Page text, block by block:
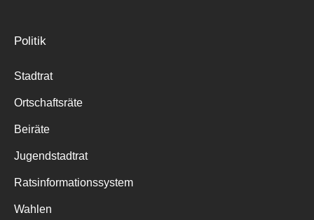
Politik
Stadtrat
Ortschaftsräte
Beiräte
Jugendstadtrat
Ratsinformationssystem
Wahlen